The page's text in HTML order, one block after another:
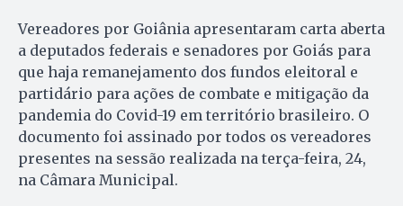
Vereadores por Goiânia apresentaram carta aberta
a deputados federais e senadores por Goiás para
que haja remanejamento dos fundos eleitoral e
partidário para ações de combate e mitigação da
pandemia do Covid-19 em território brasileiro. O
documento foi assinado por todos os vereadores
presentes na sessão realizada na terça-feira, 24,
na Câmara Municipal.